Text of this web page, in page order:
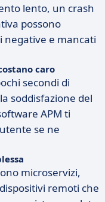
lento, un crash
possono
negative e mancati
caro
secondi di
soddisfazione del
APM ti
se ne
microservizi,
remoti che